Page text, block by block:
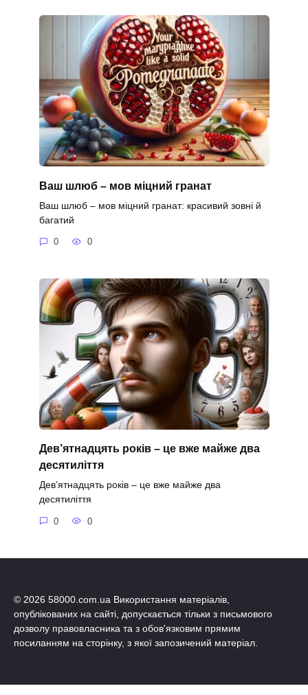
Ваш шлюб – мов міцний гранат
Ваш шлюб – мов міцний гранат: красивий зовні й
багатий
0 0
Дев’ятнадцять років – це вже майже два
десятиліття
Дев’ятнадцять років – це вже майже два
десятиліття
0 0
© 2026 58000.com.ua Використання матеріалів,
опублікованих на сайті, допускається тільки з письмового
дозволу правовласника та з обов'язковим прямим
посиланням на сторінку, з якої запозичений матеріал.